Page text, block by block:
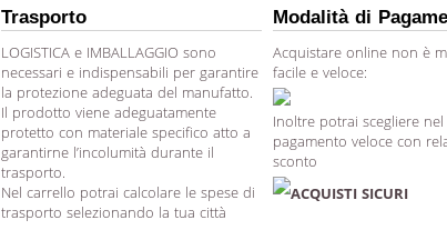
Trasporto
LOGISTICA e IMBALLAGGIO sono
necessari e indispensabili per garantire
la protezione adeguata del manufatto.
Il prodotto viene adeguatamente
protetto con materiale specifico atto a
garantirne l’incolumità durante il
trasporto.
Nel carrello potrai calcolare le spese di
trasporto selezionando la tua città
Modalità di
Acquistare online non è
facile e veloce:
Inoltre potrai scegliere
pagamento veloce con
sconto
ACQUISTI SICURI